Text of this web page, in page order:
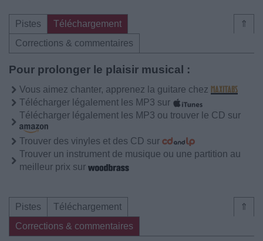
⇑
Pistes
Téléchargement
Corrections & commentaires
Pour prolonger le plaisir musical :
Vous aimez chanter, apprenez la guitare chez
Télécharger légalement les MP3 sur
Télécharger légalement les MP3 ou trouver le CD sur
Trouver des vinyles et des CD sur
Trouver un instrument de musique ou une partition au
meilleur prix sur
⇑
Pistes
Téléchargement
Corrections & commentaires